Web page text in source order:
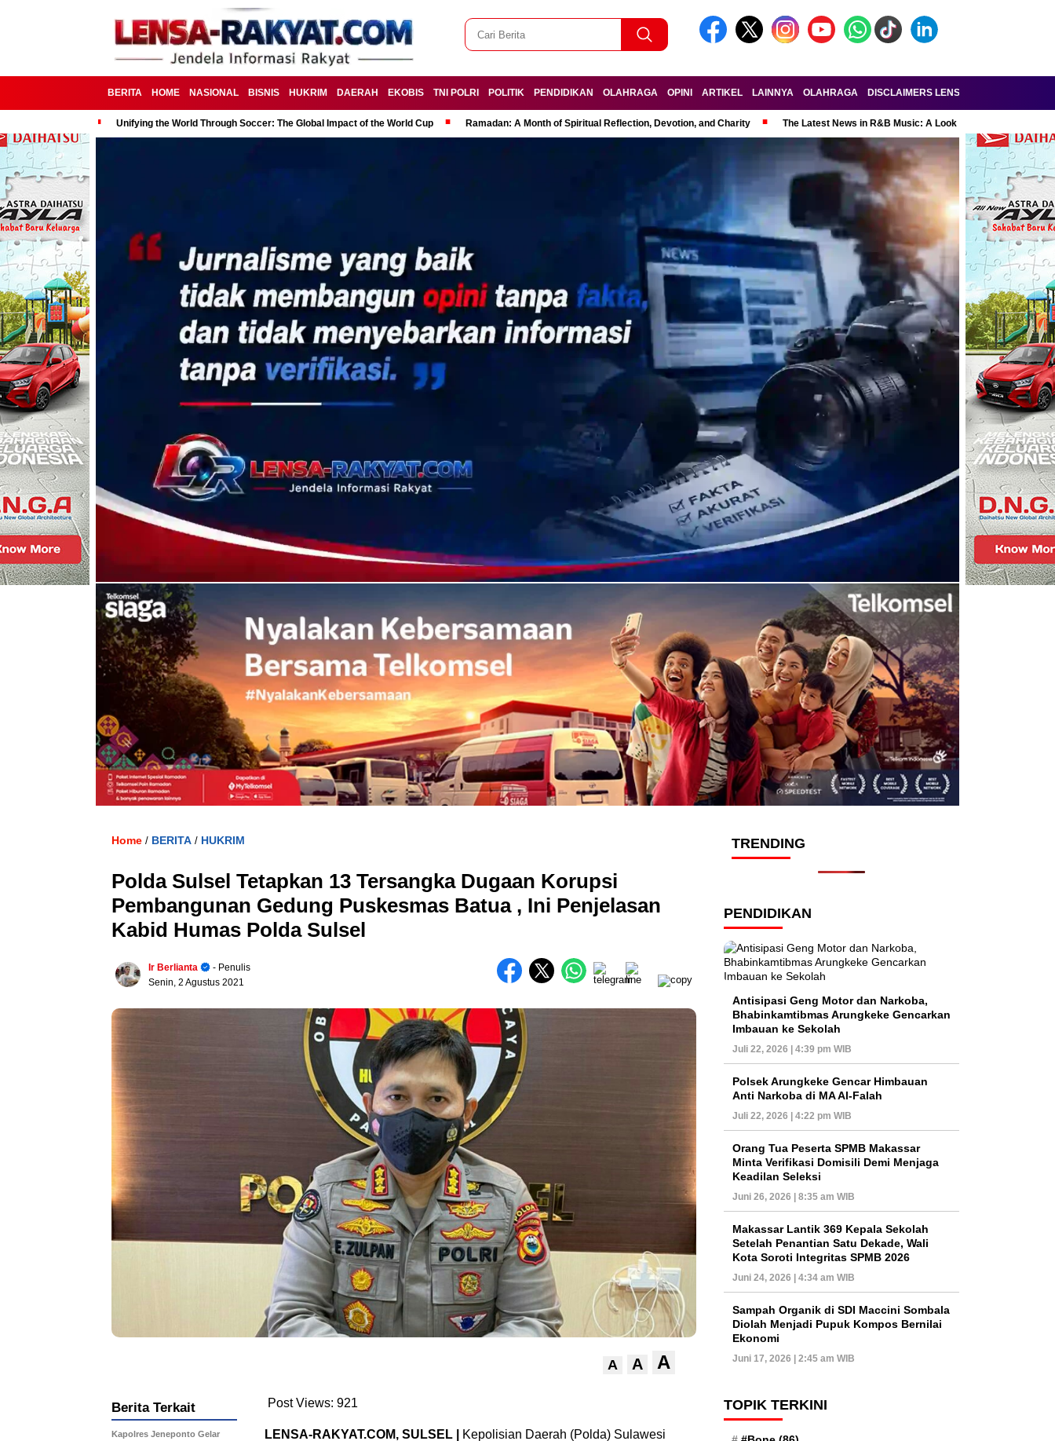
BERITA HOME NASIONAL BISNIS HUKRIM DAERAH EKOBIS TNI POLRI POLITIK PENDIDIKAN OLAHRAGA OPINI ARTIKEL LAINNYA OLAHRAGA DISCLAIMERS LENSA-RAKYAT.COM
Unifying the World Through Soccer: The Global Impact of the World Cup Ramadan: A Month of Spiritual Reflection, Devotion, and Charity The Latest News in R&B Music: A Look at Super Bowl
Home / BERITA / HUKRIM
Polda Sulsel Tetapkan 13 Tersangka Dugaan Korupsi
Pembangunan Gedung Puskesmas Batua , Ini Penjelasan
Kabid Humas Polda Sulsel
Ir Berlianta
- Penulis
Senin, 2 Agustus 2021
A A A
Post Views: 921
LENSA-RAKYAT.COM, SULSEL |
Kepolisian Daerah (Polda) Sulawesi
Berita Terkait
Kapolres Jeneponto Gelar
TRENDING
PENDIDIKAN
Antisipasi Geng Motor dan Narkoba,
Bhabinkamtibmas Arungkeke Gencarkan
Imbauan ke Sekolah
Juli 22, 2026 | 4:39 pm WIB
Polsek Arungkeke Gencar Himbauan
Anti Narkoba di MA Al-Falah
Juli 22, 2026 | 4:22 pm WIB
Orang Tua Peserta SPMB Makassar
Minta Verifikasi Domisili Demi Menjaga
Keadilan Seleksi
Juni 26, 2026 | 8:35 am WIB
Makassar Lantik 369 Kepala Sekolah
Setelah Penantian Satu Dekade, Wali
Kota Soroti Integritas SPMB 2026
Juni 24, 2026 | 4:34 am WIB
Sampah Organik di SDI Maccini Sombala
Diolah Menjadi Pupuk Kompos Bernilai
Ekonomi
Juni 17, 2026 | 2:45 am WIB
TOPIK TERKINI